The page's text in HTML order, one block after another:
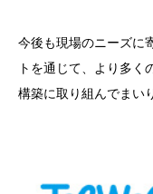
今後も現場のニーズに
トを通じて、より多く
構築に取り組んでまい